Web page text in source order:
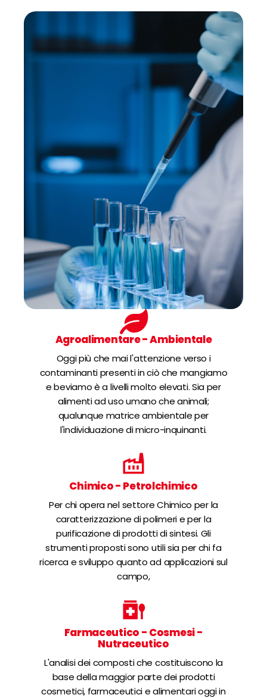
Agroalimentare - Ambientale
Oggi più che mai l'attenzione verso i
contaminanti presenti in ciò che mangiamo
e beviamo è a livelli molto elevati. Sia per
alimenti ad uso umano che animali;
qualunque matrice ambientale per
l'individuazione di micro-inquinanti.
Chimico - Petrolchimico
Per chi opera nel settore Chimico per la
caratterizzazione di polimeri e per la
purificazione di prodotti di sintesi. Gli
strumenti proposti sono utili sia per chi fa
ricerca e sviluppo quanto ad applicazioni sul
campo,
Farmaceutico - Cosmesi -
Nutraceutico
L'analisi dei composti che costituiscono la
base della maggior parte dei prodotti
cosmetici, farmaceutici e alimentari oggi in